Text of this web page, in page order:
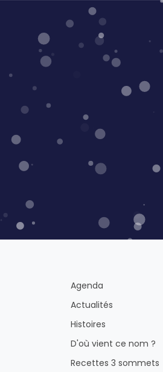
Agenda
Actualités
Histoires
D'où vient ce nom ?
Recettes 3 sommets